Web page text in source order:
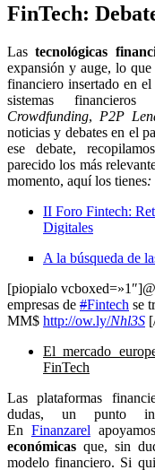
FinTech:
Lastecnológicas
expansión y auge, lo
financiero insertado en
sistemas
Crowdfunding, P2P
noticias y debates en el
ese debate,
parecido los más
momento, aquí los tienes:
II Foro Fintech:
Digitales
A la búsqueda de
[piopialo
empresas de #Fintech se
MM$ http://ow.ly/Nhl3S
El mercado
FinTech
Las plataformas
dudas, un punto
En Finanzarel
económicas que, sin
modelo financiero. Si